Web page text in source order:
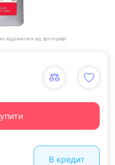
відрізнятися від фотографії
В кредит